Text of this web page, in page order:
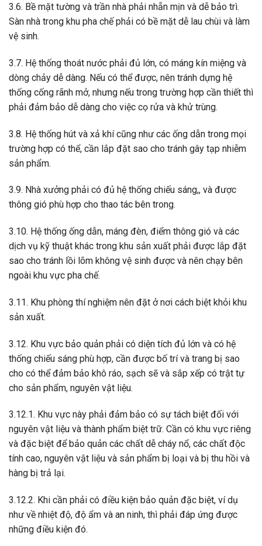
3.6. Bề mặt tường và trần nhà phải nhẵn mịn và dễ bảo trì.
Sàn nhà trong khu pha chế phải có bề mặt dễ lau chùi và làm
vệ sinh.
3.7. Hệ thống thoát nước phải đủ lớn, có máng kín miệng và
dòng chảy dễ dàng. Nếu có thể được, nên tránh dựng hệ
thống cống rãnh mở, nhưng nếu trong trường hợp cần thiết thì
phải đảm bảo dễ dàng cho việc cọ rửa và khử trùng.
3.8. Hệ thống hút và xả khí cũng như các ống dẫn trong mọi
trường hợp có thể, cần lắp đặt sao cho tránh gây tạp nhiễm
sản phẩm.
3.9. Nhà xưởng phải có đủ hệ thống chiếu sáng,, và được
thông gió phù hợp cho thao tác bên trong.
3.10. Hệ thống ống dẫn, máng đèn, điểm thông gió và các
dịch vụ kỹ thuật khác trong khu sản xuất phải được lắp đặt
sao cho tránh lồi lõm không vệ sinh được và nên chạy bên
ngoài khu vực pha chế.
3.11. Khu phòng thí nghiệm nên đặt ở nơi cách biệt khỏi khu
sản xuất.
3.12. Khu vực bảo quản phải có diện tích đủ lớn và có hệ
thống chiếu sáng phù hợp, cần được bố trí và trang bị sao
cho có thể đảm bảo khô ráo, sạch sẽ và sắp xếp có trật tự
cho sản phẩm, nguyên vật liệu.
3.12.1. Khu vực này phải đảm bảo có sự tách biệt đối với
nguyên vật liệu và thành phẩm biệt trữ. Cần có khu vực riêng
và đặc biệt để bảo quản các chất dễ cháy nổ, các chất độc
tính cao, nguyên vật liệu và sản phẩm bị loại và bị thu hồi và
hàng bị trả lại.
3.12.2. Khi cần phải có điều kiện bảo quản đặc biệt, ví dụ
như về nhiệt độ, độ ẩm và an ninh, thì phải đáp ứng được
những điều kiện đó.